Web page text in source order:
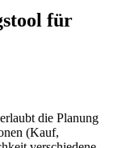
für
die Planung
(Kauf,